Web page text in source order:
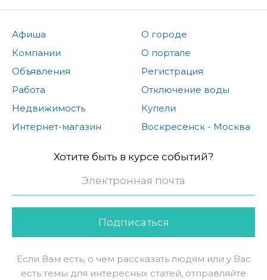
Афиша
Компании
Объявления
Работа
Недвижимость
Интернет-магазин
О городе
О портале
Регистрация
Отключение воды
Купели
Воскресенск - Москва
Хотите быть в курсе событий?
Подписаться
Если Вам есть, о чем рассказать людям или у Вас
есть темы для интересных статей, отправляйте